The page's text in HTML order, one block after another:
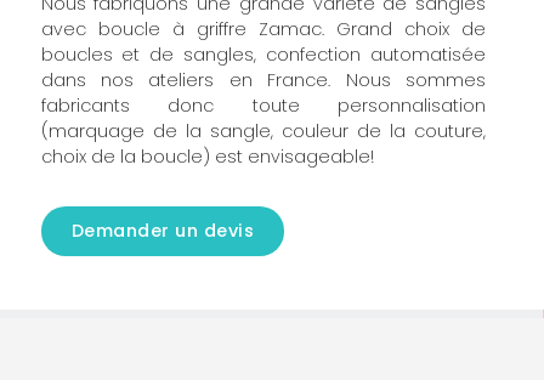
avec boucle à griffre Zamac. Grand choix de
boucles et de sangles, confection automatisée
dans nos ateliers en France. Nous sommes
fabricants donc toute personnalisation
(marquage de la sangle, couleur de la couture,
choix de la boucle) est envisageable!
Demander un devis